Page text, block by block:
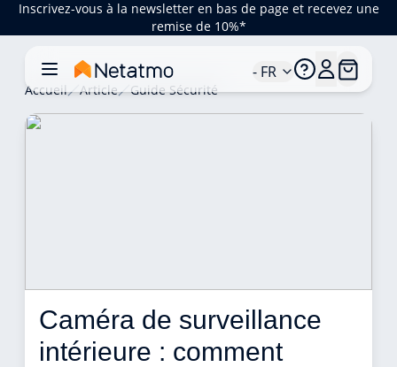
Inscrivez-vous à la newsletter en bas de page et recevez une
remise de 10%*
- FR
Accueil Article Guide Sécurité
Caméra de surveillance
intérieure : comment